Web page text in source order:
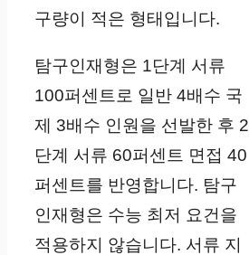
구량이 적은 형태입니다.
탐구인재형은 1단계 서류
100퍼센트로 일반 4배수 국
제 3배수 인원을 선발한 후 2
단계 서류 60퍼센트 면접 40
퍼센트를 반영합니다. 탐구
인재형은 수능 최저 요건을
적용하지 않습니다. 서류 지